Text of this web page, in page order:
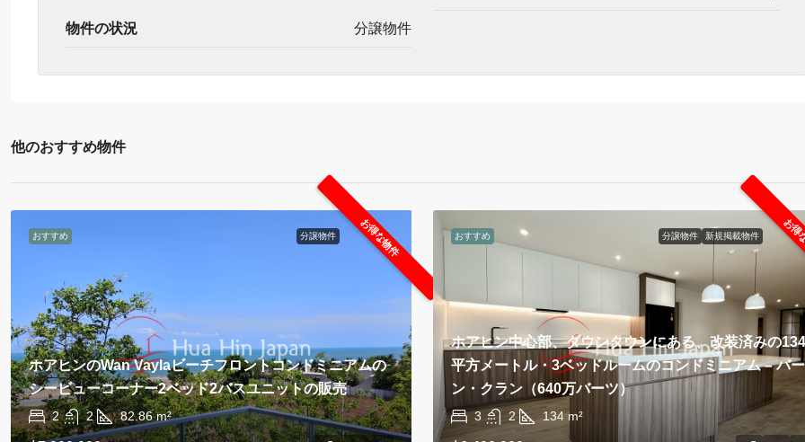
物件の状況 分譲物件
他のおすすめ物件
おすすめ 分譲物件 お得な物件
ホアヒンのWan Vaylaビーチフロントコンドミニアムの
シービューコーナー2ベッド2バスユニットの販売
2 2 82.86 m²
おすすめ 分譲物件 お
新規掲載物件
ホアヒン中心部、ダウンタウンにある、改装済みの
平方メートル・3ベッドルームのコンドミニアム – バー
ン・クラン（640万バーツ）
3 2 134 m²